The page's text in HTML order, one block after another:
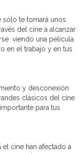
sólo te tomará unos
del cine a alcanzar
viendo una película
en el trabajo y en tus
y desconexión
clásicos del cine
para tus
cine han afectado a